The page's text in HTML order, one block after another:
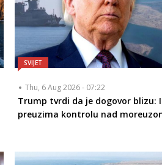
SVIJET
Thu, 6 Aug 2026 - 07:22
Trump tvrdi da je dogovor blizu:
preuzima kontrolu nad